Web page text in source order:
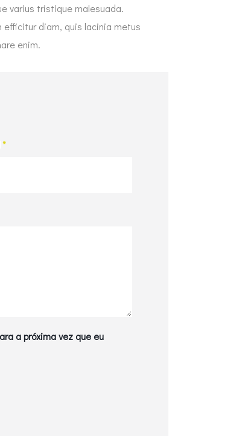
varius tristique malesuada.
efficitur diam, quis lacinia metus
enim.
*
a próxima vez que eu